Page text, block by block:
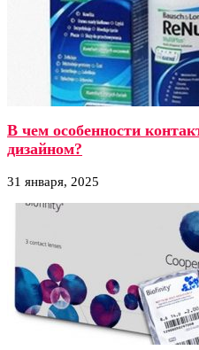
В чем особенности
дизайном?
31 января, 2025